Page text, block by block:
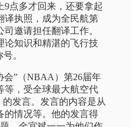
9点多才回来，还要拿起
译执照，成为全民航第
邀请担任翻译工作。
论知识和精湛的飞行技
。
”（NBAA）第26届年
等，受全球最大航空代
发言。发言的内容是从
的情况等。他的发言得